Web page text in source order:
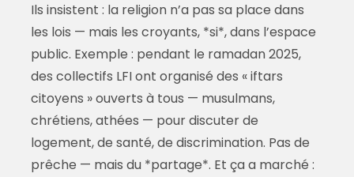
Ils insistent : la religion n’a pas sa place dans
les lois — mais les croyants, *si*, dans l’espace
public. Exemple : pendant le ramadan 2025,
des collectifs LFI ont organisé des « iftars
citoyens » ouverts à tous — musulmans,
chrétiens, athées — pour discuter de
logement, de santé, de discrimination. Pas de
prêche — mais du *partage*. Et ça a marché :